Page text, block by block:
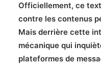
Officiellement, ce
contre les contenus
Mais derrière cette
mécanique qui
plateformes de